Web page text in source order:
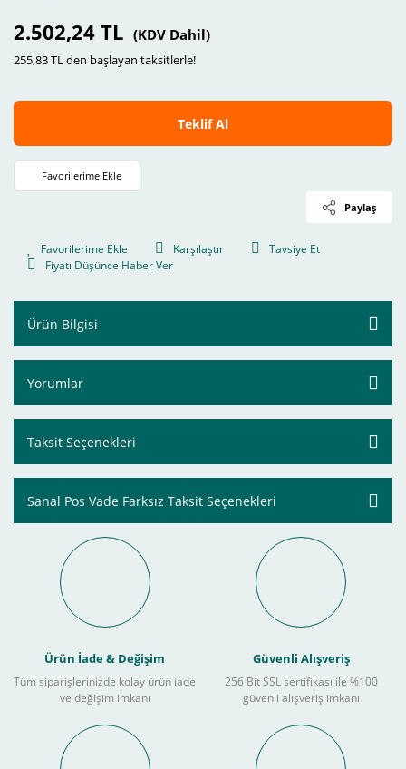
2.502,24 TL (KDV Dahil)
255,83 TL den başlayan taksitlerle!
Teklif Al
Paylaş
Karşılaştır
Tavsiye Et
Fiyatı Düşünce Haber Ver
Ürün Bilgisi
Yorumlar
Taksit Seçenekleri
Sanal Pos Vade Farksız Taksit Seçenekleri
Ürün İade & Değişim
Tüm siparişlerinizde kolay ürün iade
ve değişim imkanı
Güvenli Alışveriş
256 Bit SSL sertifikası ile %100
güvenli alışveriş imkanı